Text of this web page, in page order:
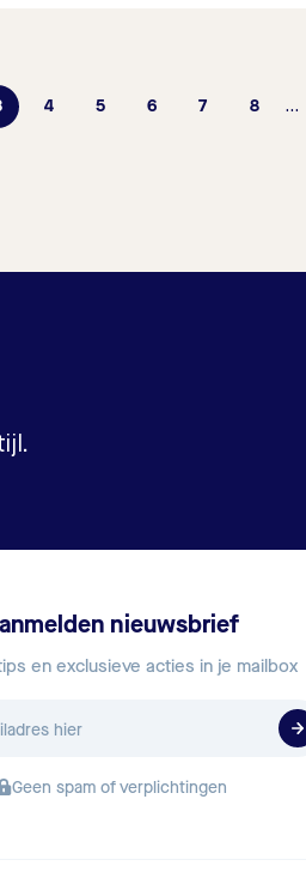
4 5 6 7 8 …
nieuwsbrief
en exclusieve acties in je mailbox
Geen spam of verplichtingen